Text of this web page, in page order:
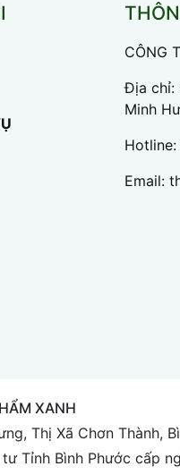
CÔNG
Địa chỉ:
Minh
Hotline:
Email:
XANH
Thị Xã Chơn Thành,
Tỉnh Bình Phước cấp